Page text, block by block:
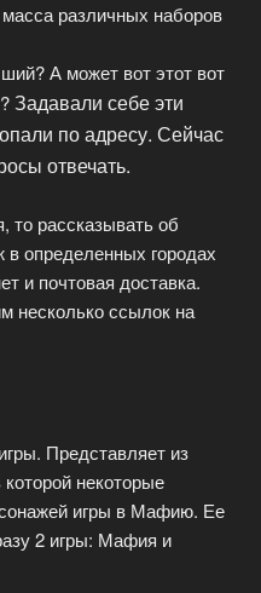
различных наборов
А может вот этот вот
Задавали себе эти
по адресу. Сейчас
отвечать.
то рассказывать об
определенных городах
и почтовая доставка.
ссылок на
Представляет из
некоторые
игры в Мафию. Ее
2 игры: Мафия и